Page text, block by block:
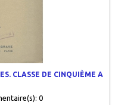
CLASSE DE CINQUIÈME A
0